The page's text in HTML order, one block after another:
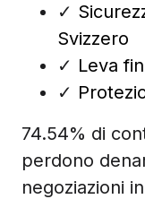
✓
Svizzero
✓ Leva
✓
74.54% di
perdono
negoziazioni